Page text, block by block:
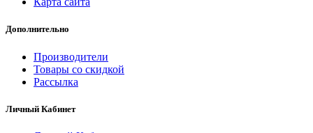
Дополнительно
Производители
Товары со скидкой
Рассылка
Личный Кабинет